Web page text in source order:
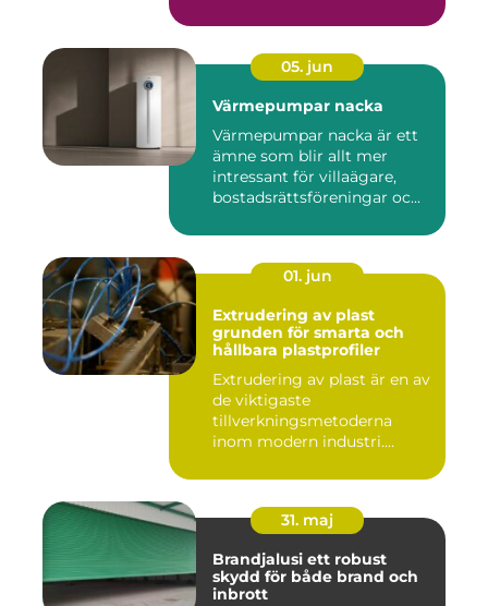
05. jun
Värmepumpar nacka
Värmepumpar nacka är ett
ämne som blir allt mer
intressant för villaägare,
bostadsrättsföreningar oc...
01. jun
Extrudering av plast
grunden för smarta och
hållbara plastprofiler
Extrudering av plast är en av
de viktigaste
tillverkningsmetoderna
inom modern industri.
31. maj
Brandjalusi ett robust
skydd för både brand och
inbrott